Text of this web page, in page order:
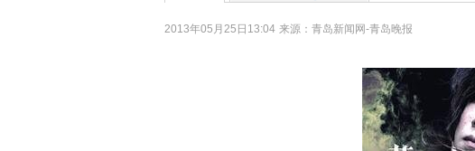
2013年05月25日13:04 来源： 青岛新闻网-青岛晚报